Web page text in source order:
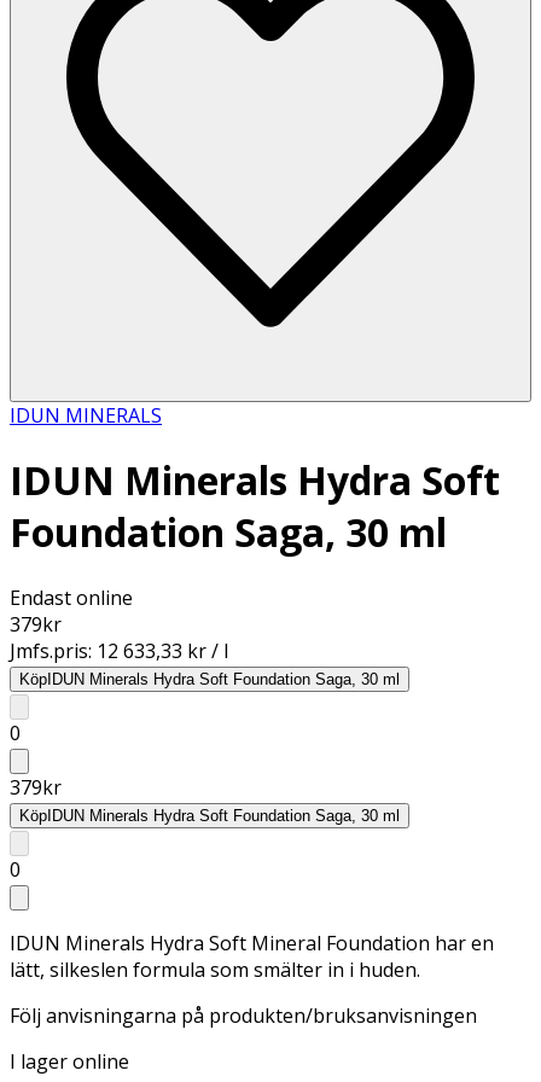
IDUN MINERALS
IDUN Minerals Hydra Soft
Foundation Saga, 30 ml
Endast online
379kr
Jmfs.pris: 12 633,33 kr / l
KöpIDUN Minerals Hydra Soft Foundation Saga, 30 ml
0
379kr
KöpIDUN Minerals Hydra Soft Foundation Saga, 30 ml
0
IDUN Minerals Hydra Soft Mineral Foundation har en
lätt, silkeslen formula som smälter in i huden.
Följ anvisningarna på produkten/bruksanvisningen
I lager online